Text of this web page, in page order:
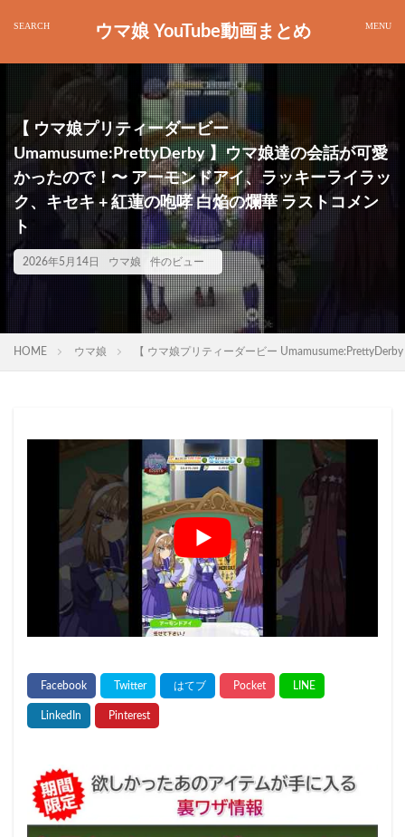
ウマ娘 YouTube動画まとめ
【 ウマ娘プリティーダービー
Umamusume:PrettyDerby 】ウマ娘達の会話が可愛
かったので！〜 アーモンドアイ、ラッキーライラッ
ク、キセキ + 紅蓮の咆哮 白焔の爛華 ラストコメン
ト
2026年5月14日 ウマ娘 件のビュー
HOME ウマ娘 【 ウマ娘プリティーダービー